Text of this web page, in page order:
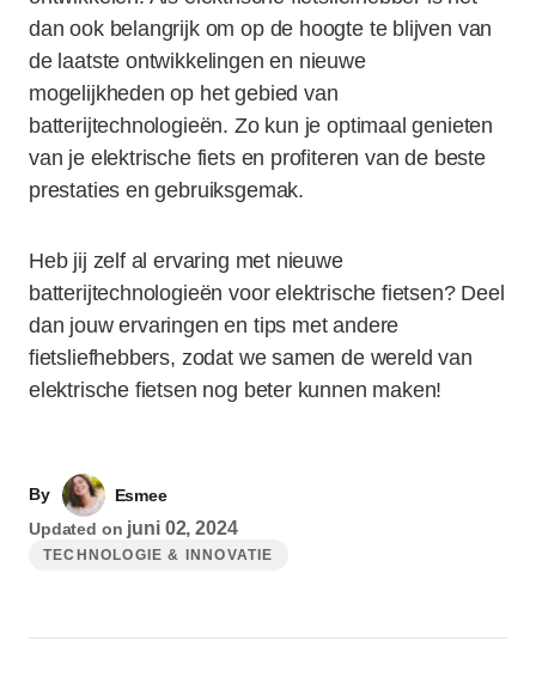
dan ook belangrijk om op de hoogte te blijven van
de laatste ontwikkelingen en nieuwe
mogelijkheden op het gebied van
batterijtechnologieën. Zo kun je optimaal genieten
van je elektrische fiets en profiteren van de beste
prestaties en gebruiksgemak.
Heb jij zelf al ervaring met nieuwe
batterijtechnologieën voor elektrische fietsen? Deel
dan jouw ervaringen en tips met andere
fietsliefhebbers, zodat we samen de wereld van
elektrische fietsen nog beter kunnen maken!
By
Esmee
Updated on juni 02, 2024
TECHNOLOGIE & INNOVATIE